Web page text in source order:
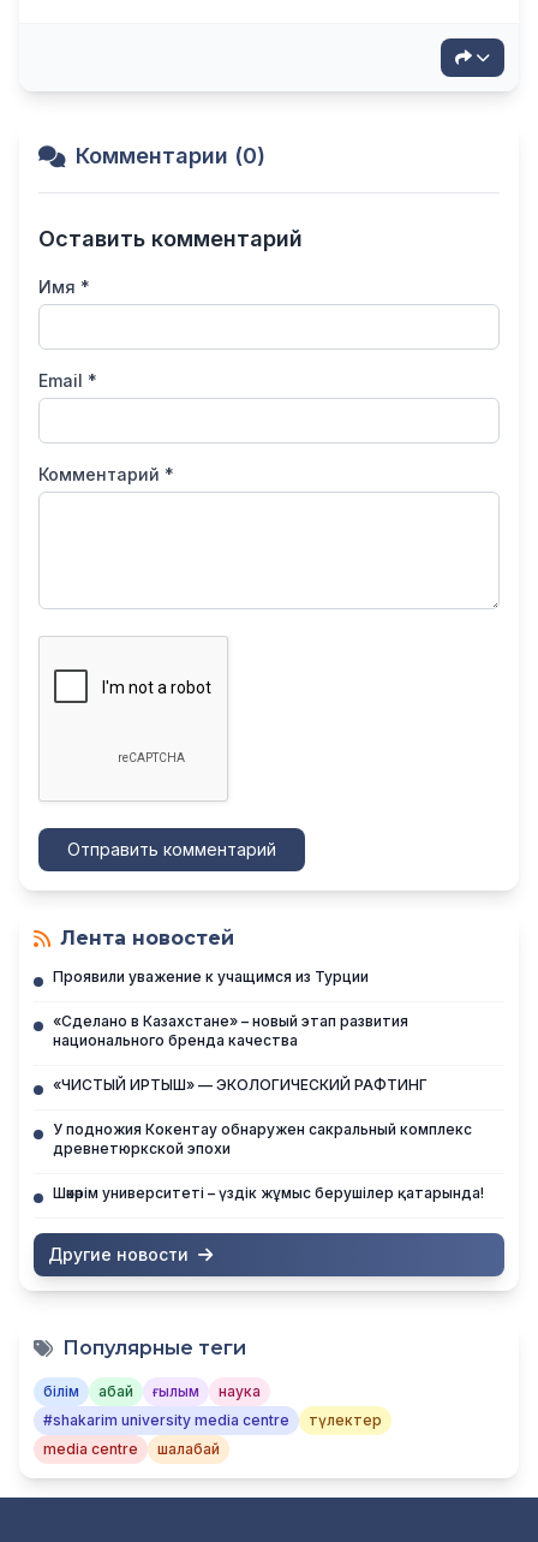
Комментарии (0)
Оставить комментарий
Имя *
Email *
Комментарий *
Отправить комментарий
Лента новостей
Проявили уважение к учащимся из Турции
«Сделано в Казахстане» – новый этап развития
национального бренда качества
«ЧИСТЫЙ ИРТЫШ» — ЭКОЛОГИЧЕСКИЙ РАФТИНГ
У подножия Кокентау обнаружен сакральный комплекс
древнетюркской эпохи
Шәкәрім университеті – үздік жұмыс берушілер қатарында!
Другие новости
Популярные теги
білім абай ғылым
наука
#shakarim university media centre
түлектер
media centre
шалабай